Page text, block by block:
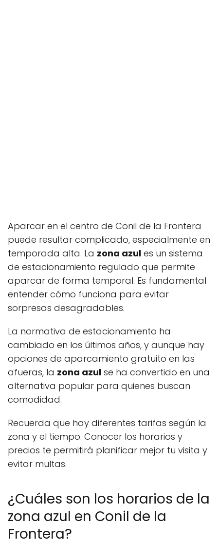
Aparcar en el centro de Conil de la Frontera
puede resultar complicado, especialmente en
temporada alta. La zona azul es un sistema
de estacionamiento regulado que permite
aparcar de forma temporal. Es fundamental
entender cómo funciona para evitar
sorpresas desagradables.
La normativa de estacionamiento ha
cambiado en los últimos años, y aunque hay
opciones de aparcamiento gratuito en las
afueras, la zona azul se ha convertido en una
alternativa popular para quienes buscan
comodidad.
Recuerda que hay diferentes tarifas según la
zona y el tiempo. Conocer los horarios y
precios te permitirá planificar mejor tu visita y
evitar multas.
¿Cuáles son los horarios de la
zona azul en Conil de la
Frontera?